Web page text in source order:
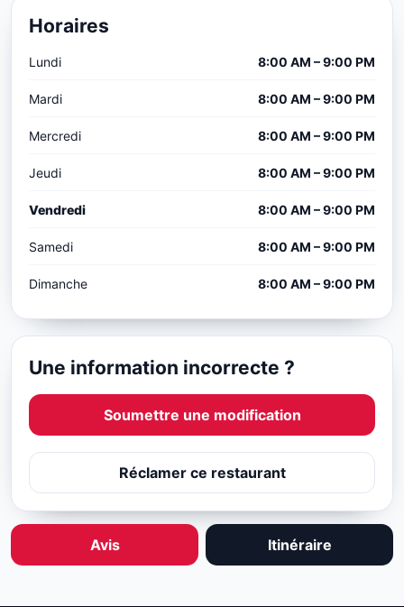
Horaires
Lundi 8:00 AM – 9:00 PM
Mardi 8:00 AM – 9:00 PM
Mercredi 8:00 AM – 9:00 PM
Jeudi 8:00 AM – 9:00 PM
Vendredi 8:00 AM – 9:00 PM
Samedi 8:00 AM – 9:00 PM
Dimanche 8:00 AM – 9:00 PM
Une information incorrecte ?
Soumettre une modification
Réclamer ce restaurant
Avis Itinéraire